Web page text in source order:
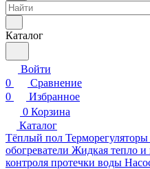
Каталог
Войти
0
Сравнение
0
Избранное
0 Корзина
Каталог
Тёплый пол Терморегуляторы
обогреватели Жидкая тепло и
контроля протечки воды